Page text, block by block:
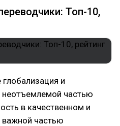
Топ-10,
и
неотъемлемой частью
в качественном и
важной частью